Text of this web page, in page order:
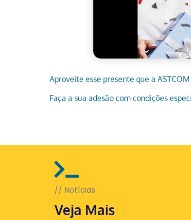
Aproveite esse presente que a
Faça a sua adesão com condições
// Notícias
Veja Mais